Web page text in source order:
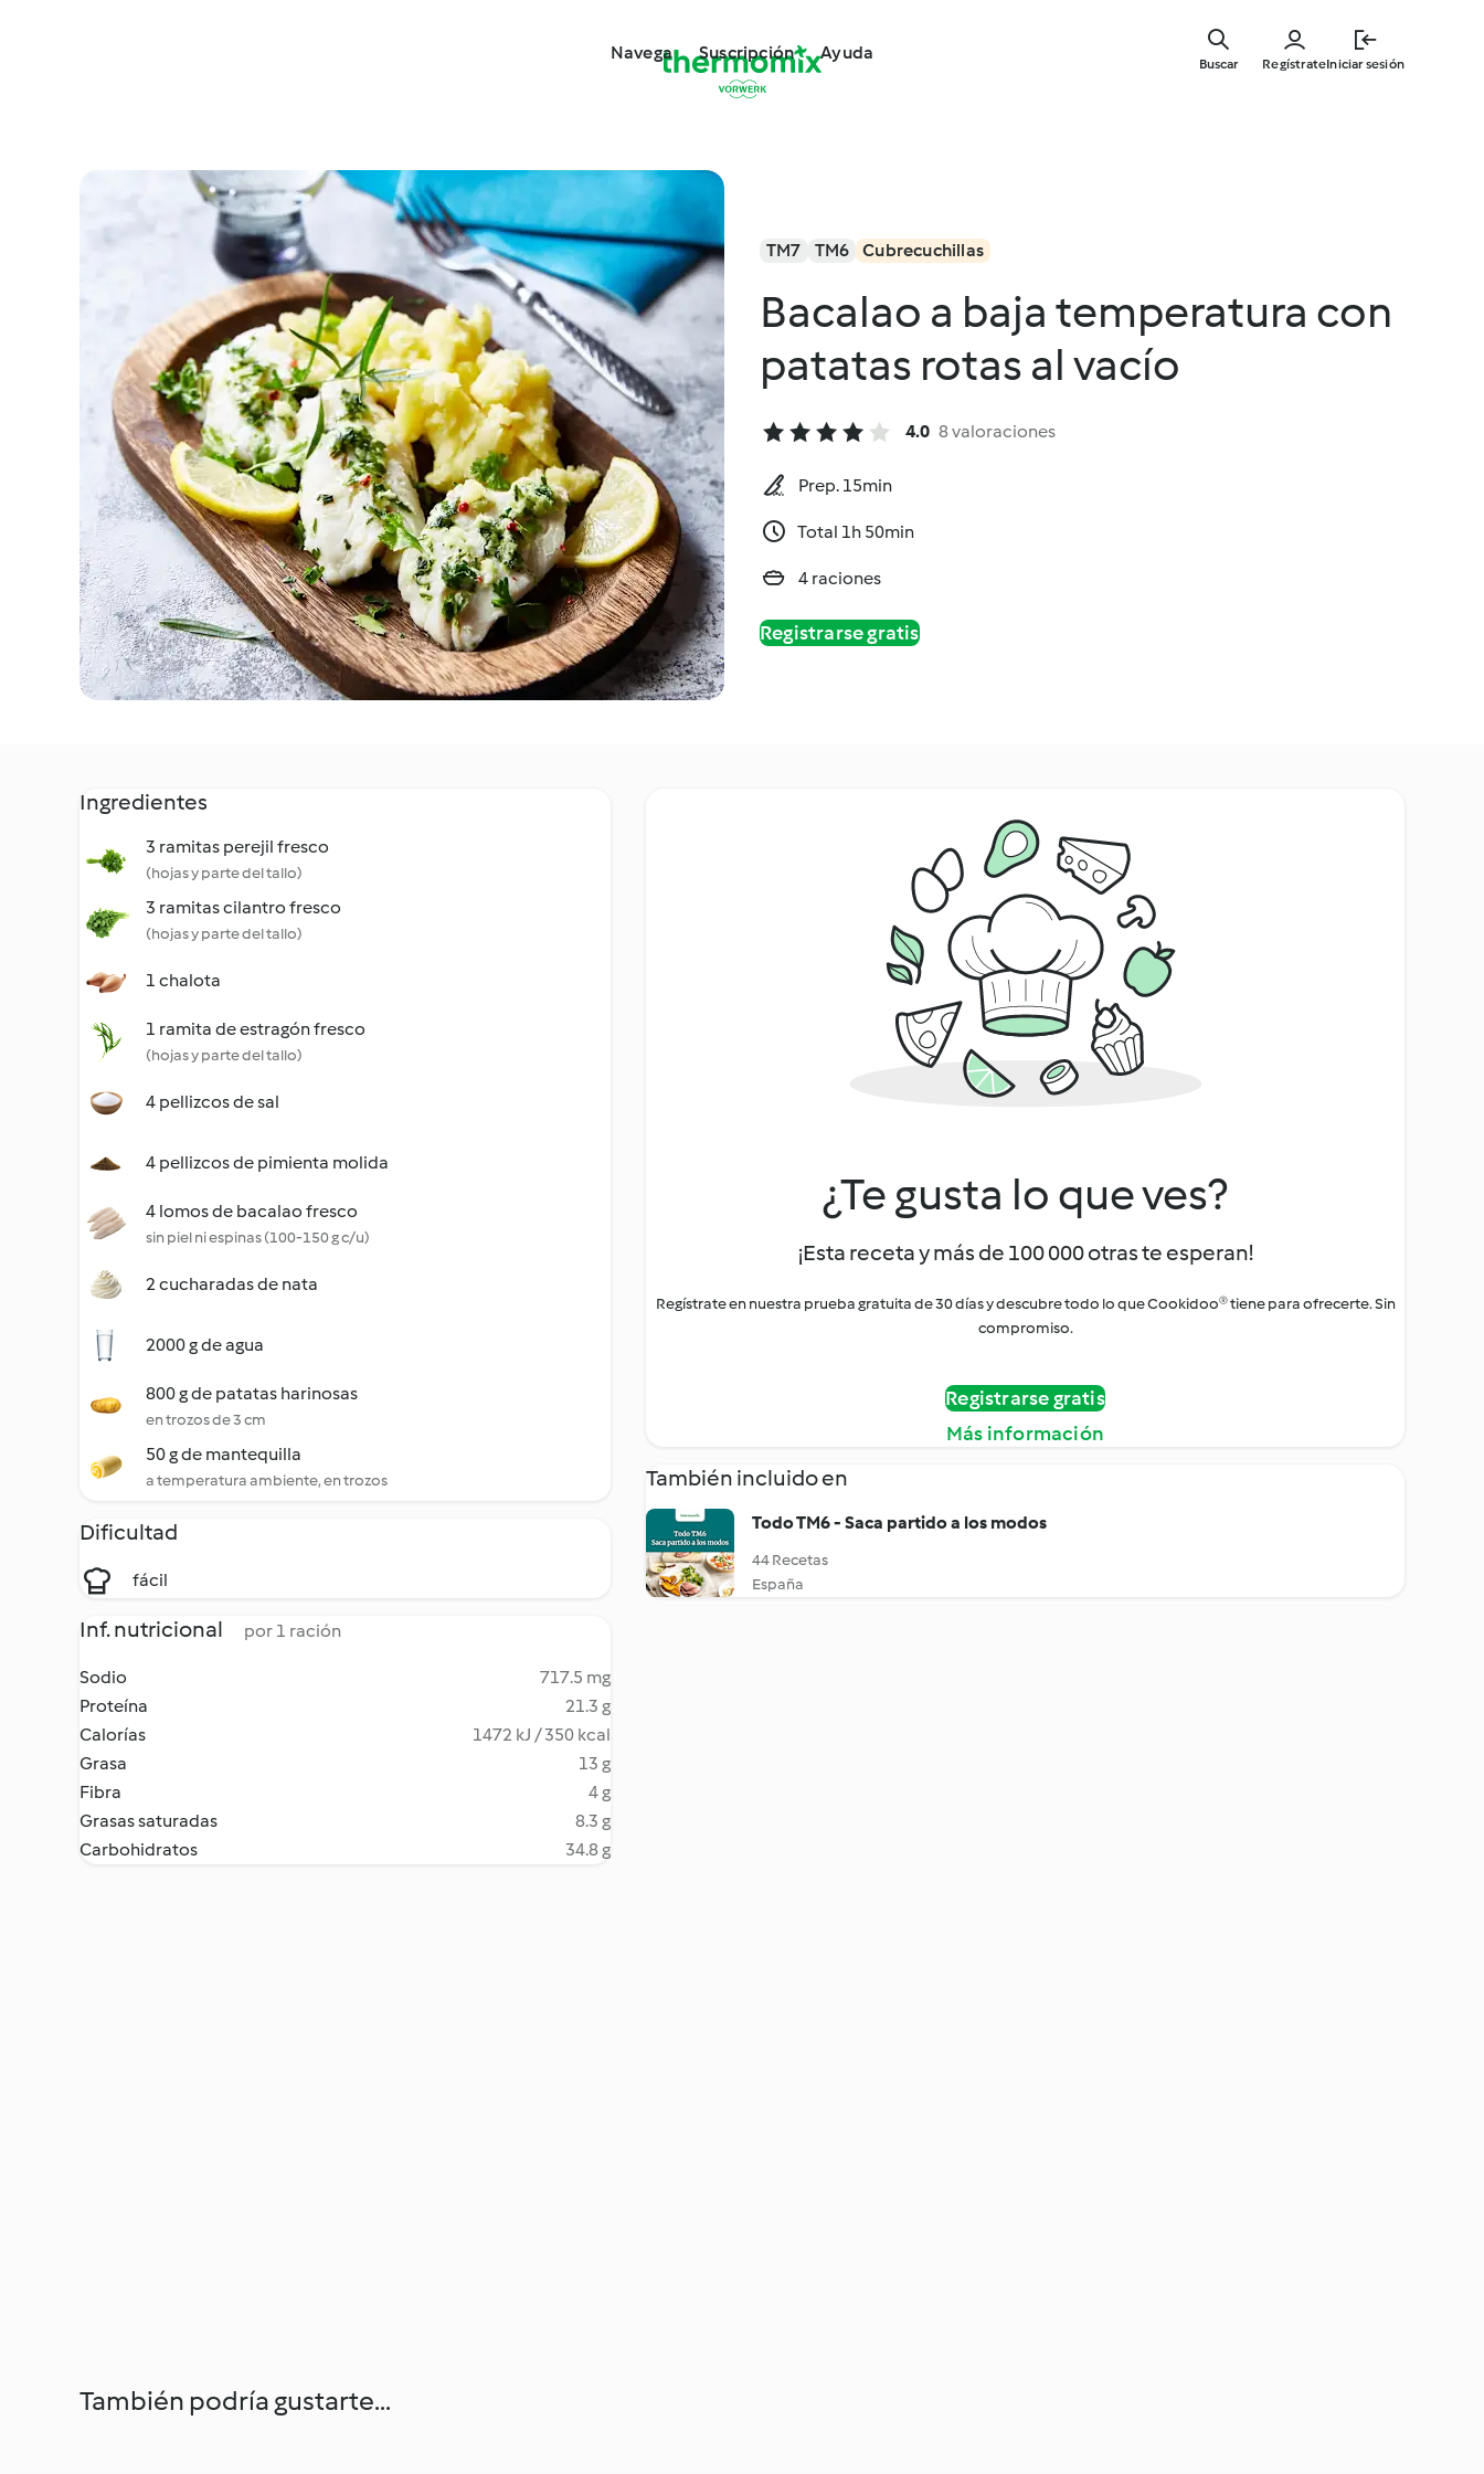
Navega Suscripción Ayuda
RegístrateIniciar sesión
Buscar
TM7 TM6 Cubrecuchillas
Bacalao a baja temperatura con
patatas rotas al vacío
4.0 8 valoraciones
Prep. 15min
Total 1h 50min
4 raciones
Registrarse gratis
Ingredientes
3 ramitas perejil fresco
(hojas y parte del tallo)
3 ramitas cilantro fresco
(hojas y parte del tallo)
1 chalota
1 ramita de estragón fresco
(hojas y parte del tallo)
4 pellizcos de sal
4 pellizcos de pimienta molida
4 lomos de bacalao fresco
sin piel ni espinas (100-150 g c/u)
2 cucharadas de nata
2000 g de agua
800 g de patatas harinosas
en trozos de 3 cm
50 g de mantequilla
a temperatura ambiente, en trozos
Dificultad
fácil
Inf. nutricional por 1 ración
Sodio
717.5 mg
Proteína
21.3 g
Calorías
1472 kJ / 350 kcal
Grasa
13 g
Fibra
4 g
Grasas saturadas
8.3 g
Carbohidratos
34.8 g
¿Te gusta lo que ves?
¡Esta receta y más de 100 000 otras te esperan!
Regístrate en nuestra prueba gratuita de 30 días y descubre todo lo que Cookidoo® tiene para ofrecerte. Sin
compromiso.
Registrarse gratis
Más información
También incluido en
Todo TM6 - Saca partido a los modos
44 Recetas
España
También podría gustarte...